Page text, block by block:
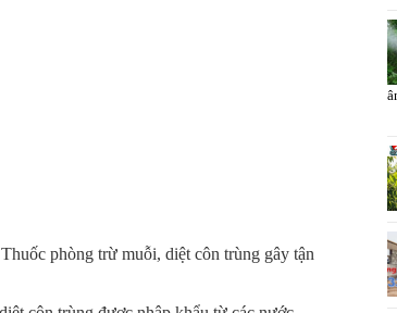
phòng trừ muỗi, diệt côn trùng gây tận